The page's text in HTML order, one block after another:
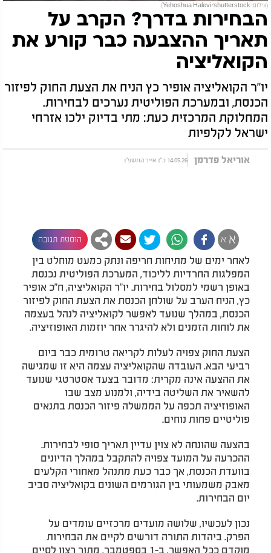
(צילום: Yehoshua Halevi/shutterstock)
הבחירות בדרך? הקרב על
תאריך ההצבעה כבר קורע את
הקואליציה
יו"ר הקואליציה אופיר כץ הניח את הצעת החוק לפיזור
הכנסת, ובמערכת הפוליטית נערכים לבחירות.
המחלוקת המרכזית כעת: מתי בדיוק ילכו אזרחי
ישראל לקלפיות
אוריאל פדרמן 14.05.26 כ"ז אייר התשפ"ו
א א הוספת תגובה
לאחר ימים של מתיחות חריפה ונתק כמעט מוחלט בין
המפלגות החרדיות לליכוד, המערכת הפוליטית נכנסת
באופן רשמי למסלול בחירות. יו"ר הקואליציה, ח"כ אופיר
כץ, הניח הערב על שולחן הכנסת את הצעת החוק לפיזור
הכנסת, במהלך שנועד לאפשר לקואליציה לנהל בעצמה
את לוחות הזמנים ולא להיגרר אחר יוזמות האופוזיציה.
הצעת החוק צפויה לעלות לקריאה טרומית כבר ביום
רביעי הבא. העובדה שהקואליציה עצמה היא זו שמגישה
את ההצעה אינה מקרית: מדובר בצעד אסטרטגי שנועד
להשאיר את השליטה בידיה, ולמנוע מצב שבו
האופוזיציה תכפה על הממשלה פיזור הכנסת בתנאים
פוליטיים פחות נוחים.
בהצעה שהונחה לא צוין עדיין תאריך סופי לבחירות.
ההכרעה על המועד צפויה להתקבל במהלך הדיונים
בוועדת הכנסת, אך כבר כעת מתנהל מאחורי הקלעים
מאבק משמעותי בין הגורמים השונים בקואליציה סביב
יום הבחירות.
נכון לעכשיו, שלושה מועדים מרכזיים עומדים על
הפרק. ביהדות התורה דורשים לקיים את הבחירות
מוקדם ככל האפשר, ב-1 בספטמבר, מתוך רצון לסיים